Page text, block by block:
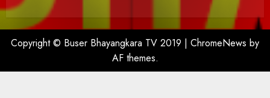
Copyright © Buser Bhayangkara TV 2019 | ChromeNews by
AF themes.